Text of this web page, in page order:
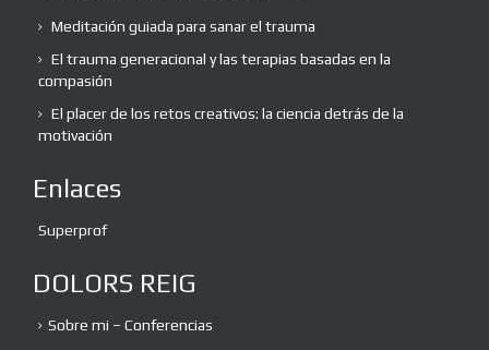
Meditación guiada para sanar el trauma
El trauma generacional y las terapias basadas en la
compasión
El placer de los retos creativos: la ciencia detrás de la
motivación
Enlaces
Superprof
DOLORS REIG
Sobre mi – Conferencias